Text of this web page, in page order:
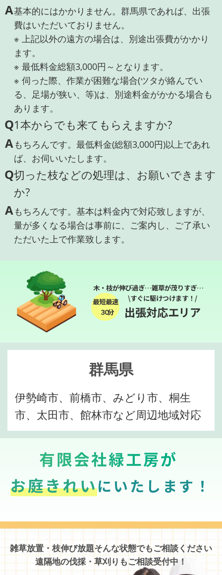
A基本的にはかかりません。群馬県であれば、出張
費はいただいておりません。
※ 上記以外の遠方の場合は、別途出張費がかかり
ます。
※ 最低料金総額3,000円～となります。
※ 伺った際、作業が困難な場合(ツタが絡んでい
る、足場が狭い、等)は、別途料金がかかる場合も
あります。
Q1本からでも来てもらえますか?
Aもちろんです。最低料金(総額3,000円)以上であれ
ば、お伺いいたします。
Q切った枝などの処理は、お願いできます
か?
Aもちろんです。基本は料金内で対応致しますが、
量が多くなる場合は事前に、ご案内し、ご了承い
ただいた上で作業致します。
木・枝が伸び過ぎ…雑草が茂りすぎ…
最短最速
３０分
\すぐに駆けつけます！/
出張対応エリア
群馬県
伊勢崎市、前橋市、みどり市、桐生
市、太田市、館林市など周辺地域対応
有限会社緑工房が
お庭きれいにいたします！
雑草放置・枝伸び放題そんな状態でもご相談ください
遠隔地の伐採・草刈りもご相談受付中！